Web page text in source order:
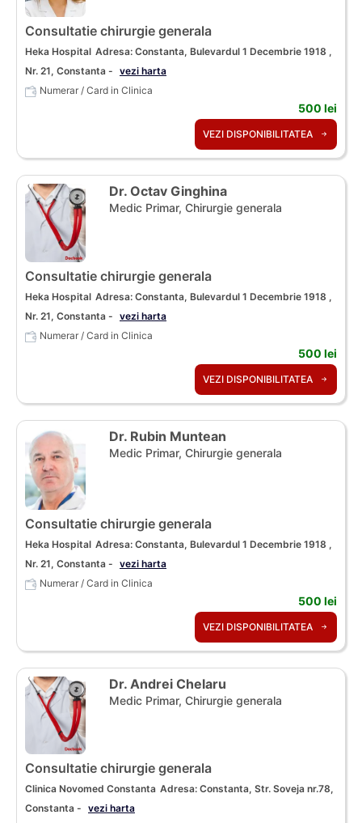
Consultatie chirurgie generala
Heka Hospital Adresa: Constanta, Bulevardul 1 Decembrie 1918 ,
Nr. 21, Constanta - vezi harta
Numerar / Card in Clinica
500 lei
VEZI DISPONIBILITATEA
Dr. Octav Ginghina
Medic Primar, Chirurgie generala
Consultatie chirurgie generala
Heka Hospital Adresa: Constanta, Bulevardul 1 Decembrie 1918 ,
Nr. 21, Constanta - vezi harta
Numerar / Card in Clinica
500 lei
VEZI DISPONIBILITATEA
Dr. Rubin Muntean
Medic Primar, Chirurgie generala
Consultatie chirurgie generala
Heka Hospital Adresa: Constanta, Bulevardul 1 Decembrie 1918 ,
Nr. 21, Constanta - vezi harta
Numerar / Card in Clinica
500 lei
VEZI DISPONIBILITATEA
Dr. Andrei Chelaru
Medic Primar, Chirurgie generala
Consultatie chirurgie generala
Clinica Novomed Constanta Adresa: Constanta, Str. Soveja nr.78,
Constanta - vezi harta